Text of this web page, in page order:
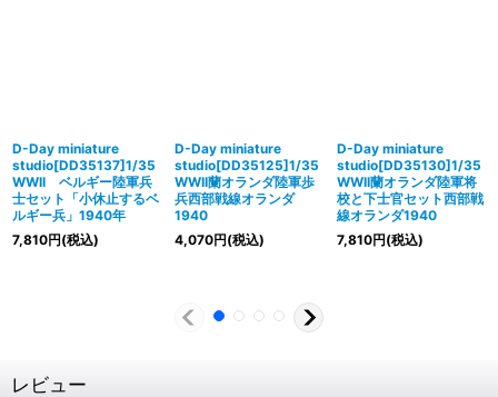
D-Day miniature
studio[DD35137]1/35
WWII ベルギー陸軍兵
士セット「小休止するベ
ルギー兵」1940年
7,810円(税込)
D-Day miniature
studio[DD35125]1/35
WWII蘭オランダ陸軍歩
兵西部戦線オランダ
1940
4,070円(税込)
D-Day miniature
studio[DD35130]1/35
WWII蘭オランダ陸軍将
校と下士官セット西部戦
線オランダ1940
7,810円(税込)
レビュー